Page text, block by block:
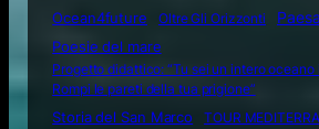
Ocean4future
Oltre Gli Orizzonti
Poesie del mare
Progetto didattico: “Tu sei un intero oceano
Rompi le pareti della tua prigione”
Storia del San Marco
TOUR